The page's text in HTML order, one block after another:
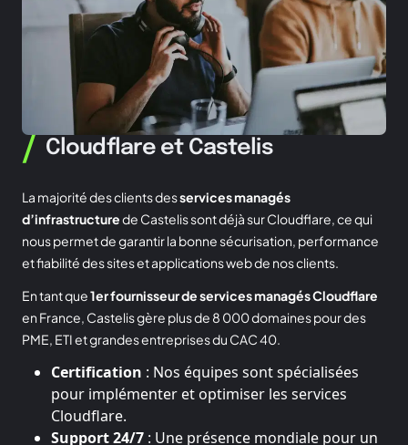
/ Cloudflare et Castelis
La majorité des clients desservices managés
d’infrastructurede Castelis sont déjà sur Cloudflare, ce qui
nous permet de garantir la bonne sécurisation, performance
et fiabilité des sites et applications web de nos clients.
En tant que1er fournisseur de services managés Cloudflare
en France, Castelis gère plus de 8 000 domaines pour des
PME, ETI et grandes entreprises du CAC 40.
Certification : Nos équipes sont spécialisées
pour implémenter et optimiser les services
Cloudflare.
Support 24/7 : Une présence mondiale pour un